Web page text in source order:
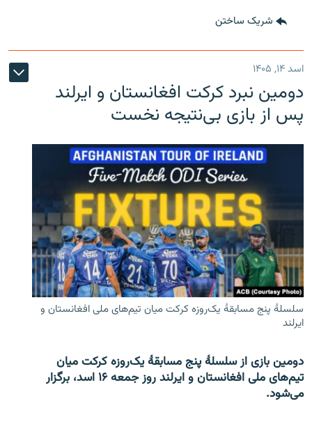
شریک ساختن
اسد ۱۴, ۱۴۰۵
دومین نبرد کرکت افغانستان و ایرلند
پس از بازی بی‌نتیجه نخست
سلسلۀ پنج مسابقۀ یک‌روزه کرکت میان تیم‌های ملی افغانستان و
ایرلند
دومین بازی از سلسلۀ پنج مسابقۀ یک‌روزه کرکت میان
تیم‌های ملی افغانستان و ایرلند روز جمعه ۱۶ اسد، برگزار
می‌شود.